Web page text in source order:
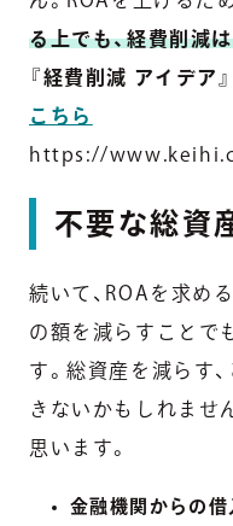
る上でも、経費削減
『経費削減 アイデア
こちら
https://
不要な総資
続いて、ROAを求め
の額を減らすことで
す。総資産を減らす
きないかもしれませ
思います。
金融機関からの借